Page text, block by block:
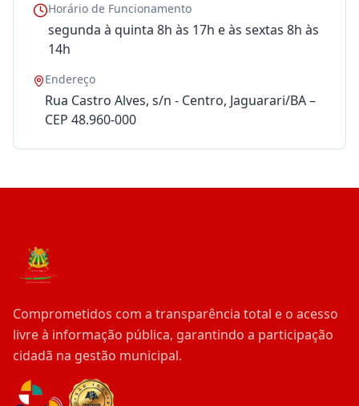
Horário de Funcionamento
segunda à quinta 8h às 17h e às sextas 8h às
14h
Endereço
Rua Castro Alves, s/n - Centro, Jaguarari/BA –
CEP 48.960-000
Comprometidos com a transparência total e o acesso
livre à informação pública, garantindo a participação
cidadã na gestão municipal.